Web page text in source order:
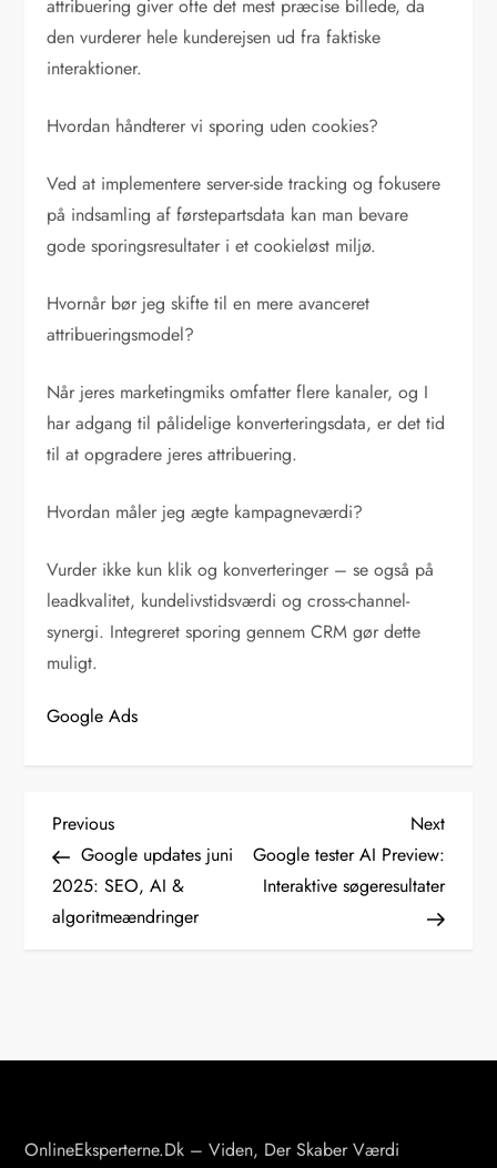
attribuering giver ofte det mest præcise billede, da
den vurderer hele kunderejsen ud fra faktiske
interaktioner.
Hvordan håndterer vi sporing uden cookies?
Ved at implementere server-side tracking og fokusere
på indsamling af førstepartsdata kan man bevare
gode sporingsresultater i et cookieløst miljø.
Hvornår bør jeg skifte til en mere avanceret
attribueringsmodel?
Når jeres marketingmiks omfatter flere kanaler, og I
har adgang til pålidelige konverteringsdata, er det tid
til at opgradere jeres attribuering.
Hvordan måler jeg ægte kampagneværdi?
Vurder ikke kun klik og konverteringer – se også på
leadkvalitet, kundelivstidsværdi og cross-channel-
synergi. Integreret sporing gennem CRM gør dette
muligt.
Google Ads
I
n
d
l
v
Previous
Post
Previous
Google updates juni
2025: SEO, AI &
algoritmeændringer
Next
Post
Next
Google tester AI Preview:
Interaktive søgeresultater
OnlineEksperterne.dk – Viden, Der Skaber Værdi